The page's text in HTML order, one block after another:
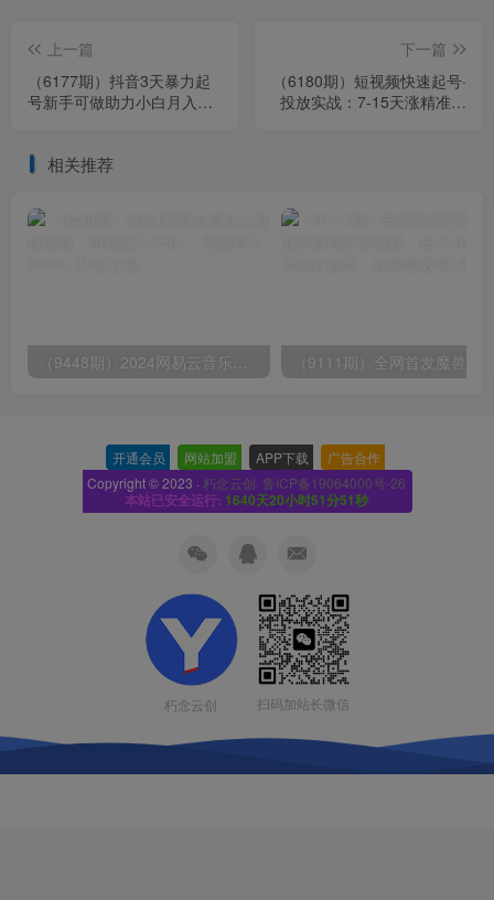
上一篇
（6177期）抖音3天暴力起
号新手可做助力小白月入过
下一篇
（6180期）短视频快速起号·
投放实战：7-15天涨精准粉
相关推荐
开通会员 网站加盟 APP下载 广告合作
Copyright © 2023 · 朽念云创· 鲁ICP备19064000号-26
本站已安全运行: 1640天20小时51分52秒
朽念云创 扫码加站长微信